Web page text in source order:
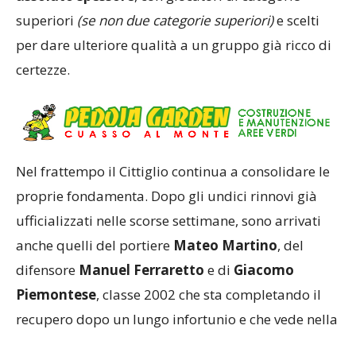
assoluto spessore
, con giocatori di categorie
superiori
(se non due categorie superiori)
per dare ulteriore qualità a un gruppo già ricco di
Nel frattempo il Cittiglio continua a consolidare le
proprie fondamenta. Dopo gli undici rinnovi già
ufficializzati nelle scorse settimane, sono arrivati
anche quelli del portiereMateo Martino, del
difensoreManuel Ferrarettoe diGiacomo
Piemontese, classe 2002 che sta completando il